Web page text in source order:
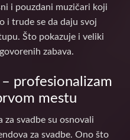
i pouzdani muzičari koji
i trude se da daju svoj
Što pokazuje i veliki
zabava.
profesionalizam
mestu
za svadbe su osnovali
za svadbe. Ono što